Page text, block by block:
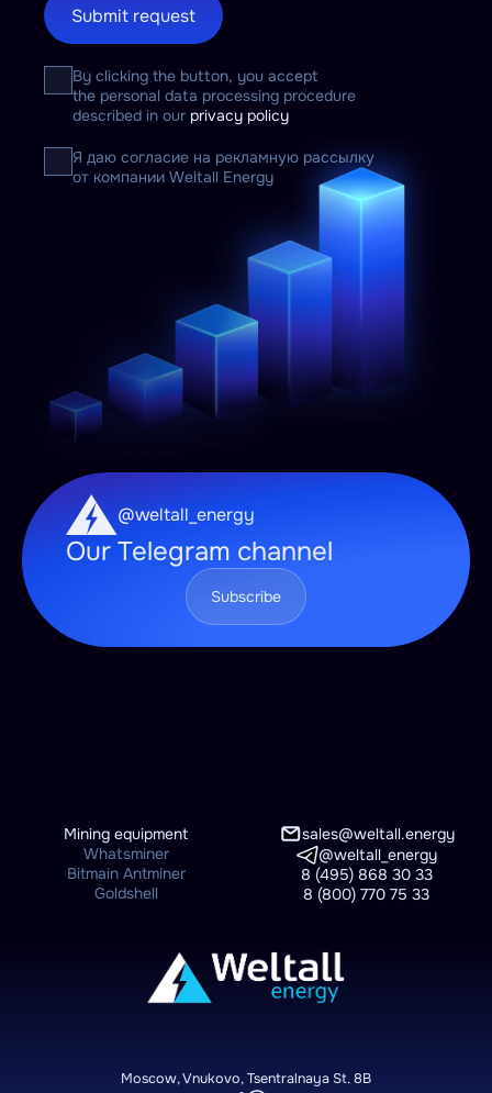
Submit request
By clicking the button, you accept
the personal data processing procedure
described in our privacy policy
Я даю согласие на рекламную рассылку
от компании Weltall Energy
@weltall_energy
Our Telegram channel
Subscribe
Mining equipment
Whatsminer
Bitmain Antminer
Goldshell
sales@weltall.energy
@weltall_energy
8 (495) 868 30 33
8 (800) 770 75 33
Moscow, Vnukovo, Tsentralnaya St. 8B